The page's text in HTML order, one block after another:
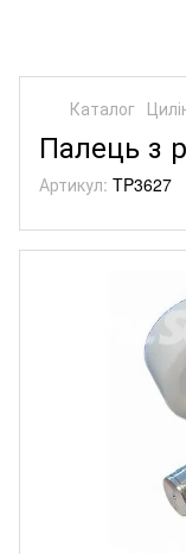
Каталог
Палець з
Артикул: TP3627